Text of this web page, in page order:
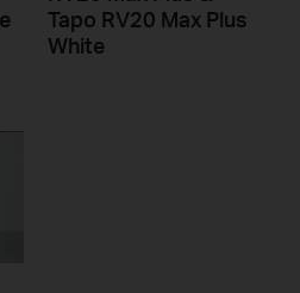
Tapo RV20 Max Plus
White